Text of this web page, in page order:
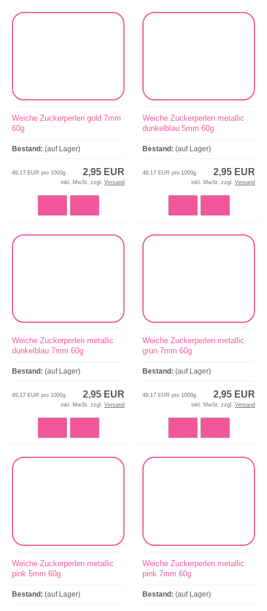
Weiche Zuckerperlen gold 7mm
60g
Bestand: (auf Lager)
2,95 EUR
49,17 EUR pro 1000g
inkl. MwSt. zzgl. Versand
Weiche Zuckerperlen metallic
dunkelblau 5mm 60g
Bestand: (auf Lager)
2,95 EUR
49,17 EUR pro 1000g
inkl. MwSt. zzgl. Versand
Weiche Zuckerperlen metallic
dunkelblau 7mm 60g
Bestand: (auf Lager)
2,95 EUR
49,17 EUR pro 1000g
inkl. MwSt. zzgl. Versand
Weiche Zuckerperlen metallic
grün 7mm 60g
Bestand: (auf Lager)
2,95 EUR
49,17 EUR pro 1000g
inkl. MwSt. zzgl. Versand
Weiche Zuckerperlen metallic
pink 5mm 60g
Bestand: (auf Lager)
Weiche Zuckerperlen metallic
pink 7mm 60g
Bestand: (auf Lager)